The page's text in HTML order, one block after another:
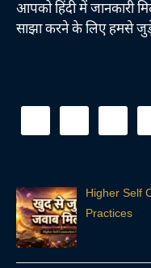
आपको हिंदी में जानकारी
साझा करने के लिए हमसे
Higher Self
Practices